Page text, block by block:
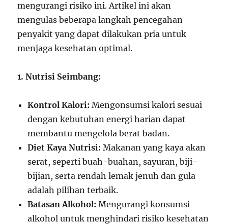
mengurangi risiko ini. Artikel ini akan
mengulas beberapa langkah pencegahan
penyakit yang dapat dilakukan pria untuk
menjaga kesehatan optimal.
1. Nutrisi Seimbang:
Kontrol Kalori: Mengonsumsi kalori sesuai
dengan kebutuhan energi harian dapat
membantu mengelola berat badan.
Diet Kaya Nutrisi: Makanan yang kaya akan
serat, seperti buah-buahan, sayuran, biji-
bijian, serta rendah lemak jenuh dan gula
adalah pilihan terbaik.
Batasan Alkohol: Mengurangi konsumsi
alkohol untuk menghindari risiko kesehatan